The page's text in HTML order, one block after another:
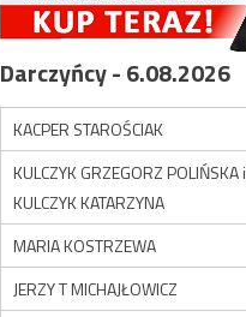
Darczyńcy - 6.08.2026
KACPER STAROŚCIAK
KULCZYK GRZEGORZ POLIŃSKA i
KULCZYK KATARZYNA
MARIA KOSTRZEWA
JERZY T MICHAJŁOWICZ